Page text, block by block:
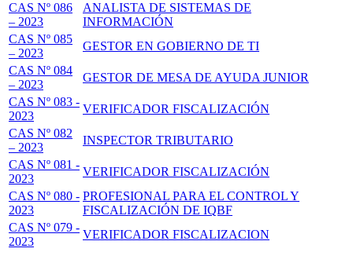
CAS Nº 086
– 2023
ANALISTA DE SISTEMAS DE
INFORMACIÓN
CAS Nº 085
– 2023
GESTOR EN GOBIERNO DE TI
CAS Nº 084
– 2023
GESTOR DE MESA DE AYUDA JUNIOR
CAS Nº 083 -
2023
VERIFICADOR FISCALIZACIÓN
CAS Nº 082
– 2023
INSPECTOR TRIBUTARIO
CAS Nº 081 -
2023
VERIFICADOR FISCALIZACIÓN
CAS Nº 080 -
2023
PROFESIONAL PARA EL CONTROL Y
FISCALIZACIÓN DE IQBF
CAS Nº 079 -
2023
VERIFICADOR FISCALIZACION